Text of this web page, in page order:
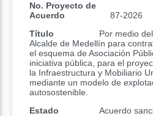
No. Proyecto de
Acuerdo
87-2026
Título
Por medio
Alcalde de Medellín para
el esquema de Asociación
iniciativa pública, para el
la Infraestructura y Mobiliario
mediante un modelo de
autosostenible.
Estado
Acuerdo